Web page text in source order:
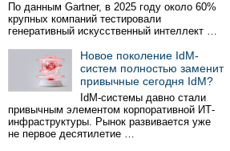
По данным Gartner, в 2025 году около 60%
крупных компаний тестировали
генеративный искусственный интеллект …
Новое поколение IdM-
систем полностью заменит
привычные сегодня IdM?
IdM-системы давно стали
привычным элементом корпоративной ИТ-
инфраструктуры. Рынок развивается уже
не первое десятилетие …